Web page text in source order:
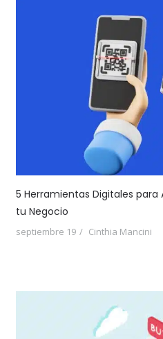
5 Herramientas Digitales para
tu Negocio
septiembre 19 Cinthia Mancini